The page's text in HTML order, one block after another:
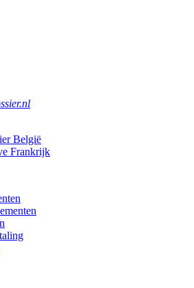
België
Frankrijk